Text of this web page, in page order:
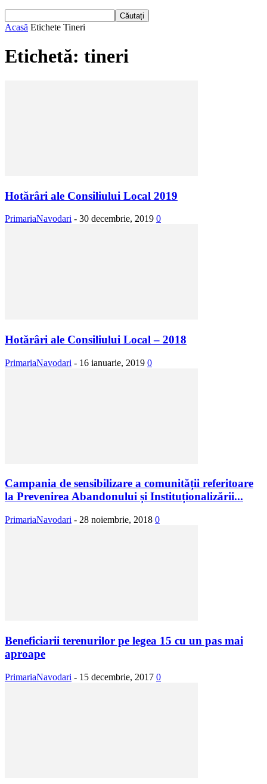
Acasă Etichete Tineri
Etichetă: tineri
Hotărâri ale Consiliului Local 2019
PrimariaNavodari - 30 decembrie, 2019 0
Hotărâri ale Consiliului Local – 2018
PrimariaNavodari - 16 ianuarie, 2019 0
Campania de sensibilizare a comunității referitoare
la Prevenirea Abandonului și Instituționalizării...
PrimariaNavodari - 28 noiembrie, 2018 0
Beneficiarii terenurilor pe legea 15 cu un pas mai
aproape
PrimariaNavodari - 15 decembrie, 2017 0